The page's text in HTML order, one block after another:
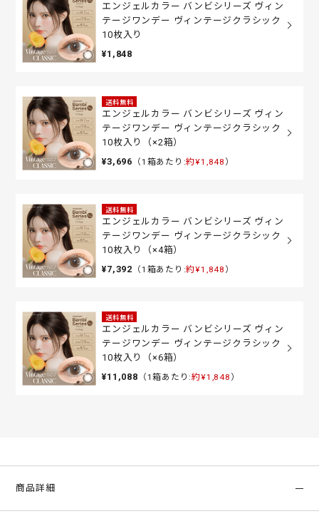
エンジェルカラー バンビシリーズ ヴィン
テージワンデー ヴィンテージクラシック
10枚入り
¥1,848
送料無料
エンジェルカラー バンビシリーズ ヴィン
テージワンデー ヴィンテージクラシック
10枚入り（×2箱）
¥3,696 （1箱あたり:約¥1,848 ）
送料無料
エンジェルカラー バンビシリーズ ヴィン
テージワンデー ヴィンテージクラシック
10枚入り（×4箱）
¥7,392 （1箱あたり:約¥1,848 ）
送料無料
エンジェルカラー バンビシリーズ ヴィン
テージワンデー ヴィンテージクラシック
10枚入り（×6箱）
¥11,088 （1箱あたり:約¥1,848 ）
商品詳細